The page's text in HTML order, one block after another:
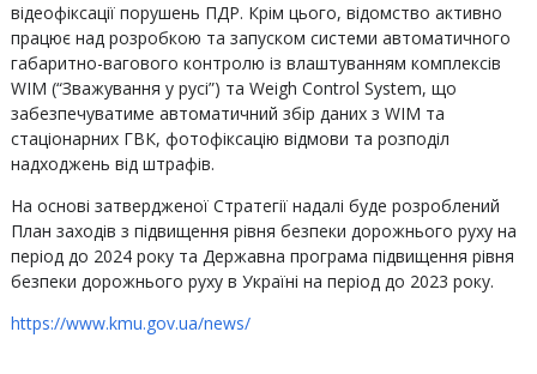
відеофіксації порушень ПДР. Крім цього, відомство активно
працює над розробкою та запуском системи автоматичного
габаритно-вагового контролю із влаштуванням комплексів
WIM (“Зважування у русі”) та Weigh Control System, що
забезпечуватиме автоматичний збір даних з WІM та
стаціонарних ГВК, фотофіксацію відмови та розподіл
надходжень від штрафів.
На основі затвердженої Стратегії надалі буде розроблений
План заходів з підвищення рівня безпеки дорожнього руху на
період до 2024 року та Державна програма підвищення рівня
безпеки дорожнього руху в Україні на період до 2023 року.
https://www.kmu.gov.ua/news/